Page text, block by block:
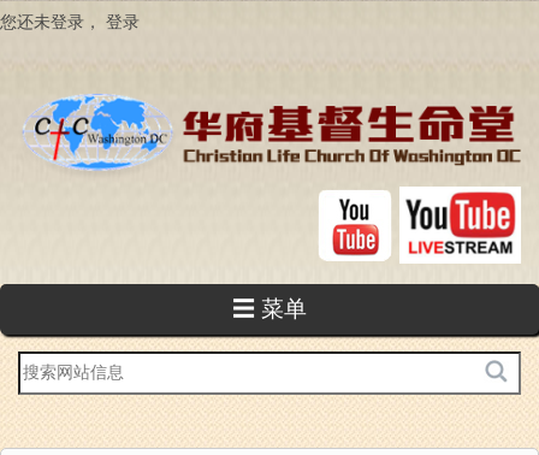
跳
您还未登录， 登录
☰ 菜单
站
内
搜
索